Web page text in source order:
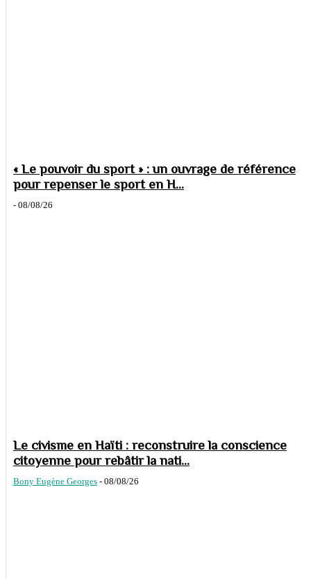
« Le pouvoir du sport » : un ouvrage de référence
pour repenser le sport en H...
- 08/08/26
Le civisme en Haïti : reconstruire la conscience
citoyenne pour rebâtir la nati...
Bony Eugène Georges - 08/08/26